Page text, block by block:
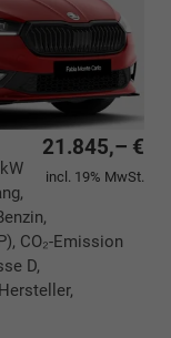
21.845,– €
incl. 19% MwSt.
CO₂-Emission
D,